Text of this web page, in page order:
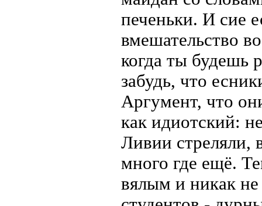
печеньки. И сие
вмешательство
когда ты будешь
забудь, что
Аргумент, что
как идиотский:
Ливии стреляли,
много где ещё.
вялым и никак не